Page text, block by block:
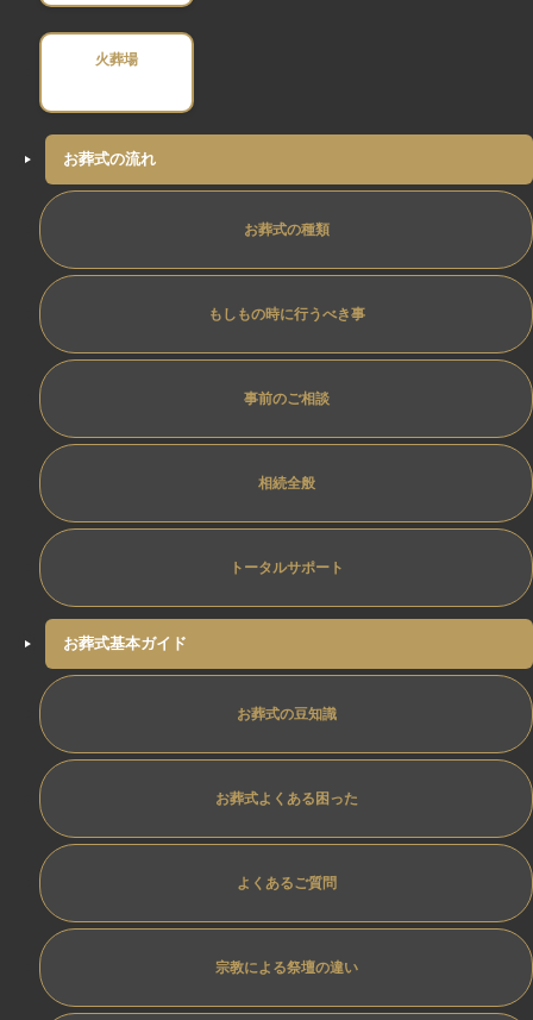
火葬場
お葬式の流れ
お葬式の種類
もしもの時に行うべき事
事前のご相談
相続全般
トータルサポート
お葬式基本ガイド
お葬式の豆知識
お葬式よくある困った
よくあるご質問
宗教による祭壇の違い